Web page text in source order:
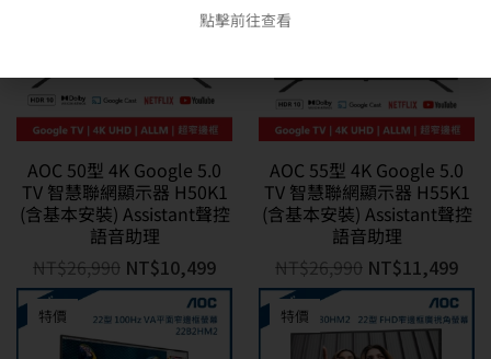
AOC 50型 4K Google 5.0
TV 智慧聯網顯示器 H50K1
(含基本安裝) Assistant聲控
語音助理
NT$26,990 NT$10,499
AOC 55型 4K Google 5.0
TV 智慧聯網顯示器 H55K1
(含基本安裝) Assistant聲控
語音助理
NT$26,990 NT$11,499
特價 特價
點擊前往查看